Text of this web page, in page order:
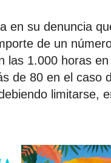
en su denuncia
de un
las 1.000 horas
de 80 en el caso
limitarse,